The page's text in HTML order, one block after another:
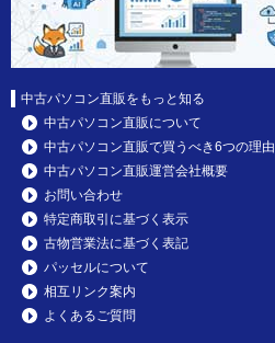
中古パソコン直販をもっと知る
中古パソコン直販について
中古パソコン直販で買うべき6つの理由
中古パソコン直販運営会社概要
お問い合わせ
特定商取引に基づく表示
古物営業法に基づく表記
パッセルについて
相互リンク案内
よくあるご質問